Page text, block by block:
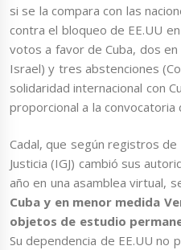
si se la compara con las
contra el bloqueo de EE.UU
votos a favor de Cuba, dos
Israel) y tres abstenciones
solidaridad internacional con
proporcional a la convocatoria
Cadal, que según registros de
Justicia (IGJ) cambió sus
año en una asamblea virtual,
Cuba y en menor medida
objetos de estudio
Su dependencia de EE.UU